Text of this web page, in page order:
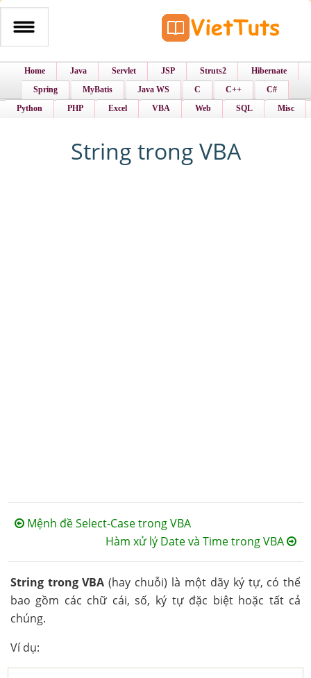
Home Java Servlet JSP Struts2
Hibernate
Spring
MyBatis Java WS C C++
C#
Python
PHP Excel VBA Web SQL Misc
String trong VBA
Mệnh đề Select-Case trong VBA
Hàm xử lý Date và Time trong VBA
String trong VBA (hay chuỗi) là một dãy ký tự, có thể
bao gồm các chữ cái, số, ký tự đặc biệt hoặc tất cả
chúng.
Ví dụ: